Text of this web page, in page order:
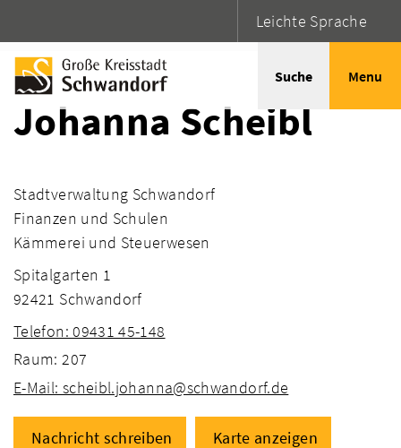
Leichte Sprache
Suche Menu
Johanna Scheibl
Stadtverwaltung Schwandorf
Finanzen und Schulen
Kämmerei und Steuerwesen
Spitalgarten 1
92421 Schwandorf
Telefon: 09431 45-148
Raum: 207
E-Mail: scheibl.johanna@schwandorf.de
Nachricht schreiben Karte anzeigen